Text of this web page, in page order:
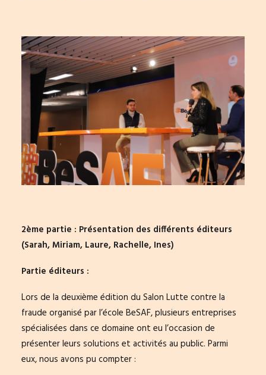
2ème partie : Présentation des différents éditeurs
(Sarah,Miriam, Laure, Rachelle, Ines)
Partie éditeurs :
Lors de la deuxième édition du Salon Lutte contre la
fraude organisé par l’école BeSAF, plusieurs entreprises
spécialisées dans ce domaine ont eu l’occasion de
présenter leurs solutions et activités au public. Parmi
eux, nous avons pu compter :